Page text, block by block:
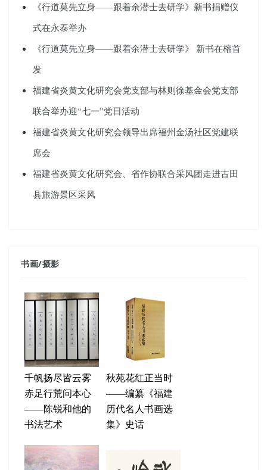
《行道莫先立身——跟着余潜士去研学》新书捐赠仪
式在永泰举办
《行道莫先立身——跟着余潜士去研学》 新书在榕首
发
福建省炎黄文化研究会党支部与林则徐基金会党支部
联合举办迎“七一”党日活动
福建省炎黄文化研究会领导出席福州金汤社区党建联
席会
福建省炎黄文化研究会、省作协联合采风团走进古田
县旅游景区采风
书画/摄影
千帆扬尽皆云雾
赤足行荒问本心
——陈锐和他的
书法艺术
秋苑花红正当时
——编纂《福建
历代名人书画选
集》史话